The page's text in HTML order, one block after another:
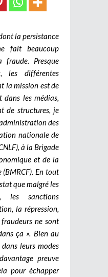
la persistance
fait beaucoup
fraude. Presque
les différentes
la mission est de
les médias,
de structures, je
des
nationale de
à la Brigade
et de la
En tout
que malgré les
les sanctions
la répression,
ne sont
ça ». Bien au
leurs modes
preuve
pour échapper